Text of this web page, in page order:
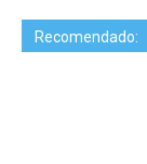
Recomendado: